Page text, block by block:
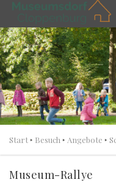
Start ‣ Besuch ‣ Angebote ‣
Museum-Rallye